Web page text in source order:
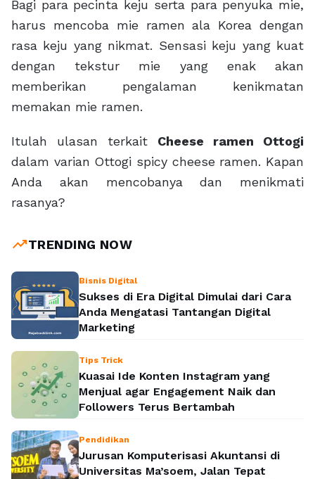
Bagi para pecinta keju serta para penyuka mie,
harus mencoba mie ramen ala Korea dengan
rasa keju yang nikmat. Sensasi keju yang kuat
dengan tekstur mie yang enak akan
memberikan pengalaman kenikmatan
memakan mie ramen.
Itulah ulasan terkait Cheese ramen Ottogi
dalam varian Ottogi spicy cheese ramen. Kapan
Anda akan mencobanya dan menikmati
rasanya?
trending_upTRENDING NOW
Bisnis Digital
Sukses di Era Digital Dimulai dari Cara
Anda Mengatasi Tantangan Digital
Marketing
Tips Trick
Kuasai Ide Konten Instagram yang
Menjual agar Engagement Naik dan
Followers Terus Bertambah
Pendidikan
Jurusan Komputerisasi Akuntansi di
Universitas Ma’soem, Jalan Tepat